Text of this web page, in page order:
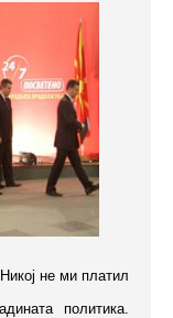
не ми платил
политика.